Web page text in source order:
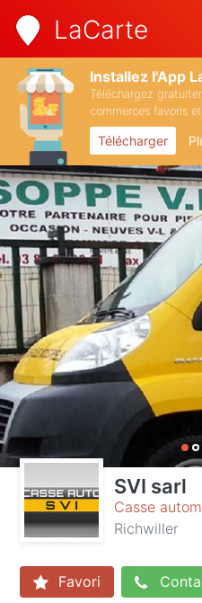
LaCarte
Installez l'App
Téléchargez
commerces favoris
Télécharger
SVI sarl
Casse
Richwiller
Favori